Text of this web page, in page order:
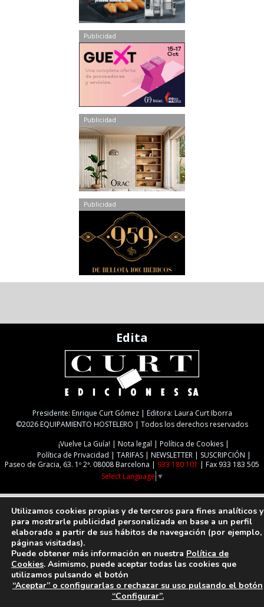
Publicidad
Publicidad
Publicidad
Edita
Presidente: Enrique Curt Gómez | Editora: Laura Curt Iborra
©2026 EQUIPAMIENTO HOSTELERO | Todos los derechos reservados
¡Vuelve La Guía!
Nota legal
Política de Cookies
Política de Privacidad
TARIFAS NEWSLETTER
SUSCRIPCIÓN
Paseo de Gracia, 63. 1º 2ª. 08008 Barcelona | 933 180 101 | Fax 933 183 505
Select Language ▼
Utilizamos cookies propias y de terceros para fines analíticos y
para mostrarle publicidad personalizada en base a un perfil
elaborado a partir de sus hábitos de navegación (por ejemplo,
páginas visitadas).
Puede obtener más información en nuestra Política de
Cookies. Asimismo, puede aceptar todas las cookies que
utilizamos pulsando el botón
“Aceptar” o configurarlas o rechazar su uso pulsando el botón
“Configurar”.